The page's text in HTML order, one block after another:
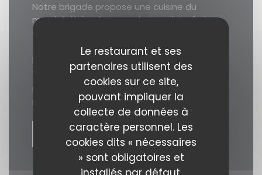
Le restaurant et ses
partenaires utilisent des
cookies sur ce site,
pouvant impliquer la
collecte de données à
caractère personnel. Les
cookies dits « nécessaires
» sont obligatoires et
Notre brigade propose une cuisine du
marché élaborée avec des produits frais et
de saison, des produits reçus à l'état brut
(et un sourcing méticuleux en favorisant le
plus possible le circuit court). Notre carte
change toutes les 3 semaines !
Nos engagements sont valorisés par le Label
Ecotable.
VOIR LE SITE